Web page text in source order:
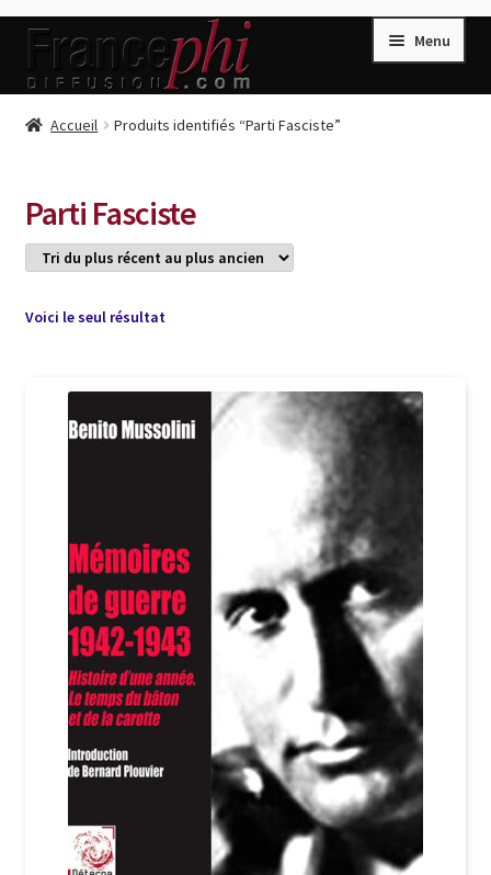
Aller
la
Aller
contenu
Menu
Accueil
Conditions de Vente
Connection
Listes d’Envies
Livres de Peter Randa
Newsletter
Nous Contacter
Panier
Politique de confidentialité et cookies
Qui sommes-nous ?
Soutien à Philippe Randa
Accueil Produits identifiés “Parti Fasciste”
Parti Fasciste
Voici le seul résultat